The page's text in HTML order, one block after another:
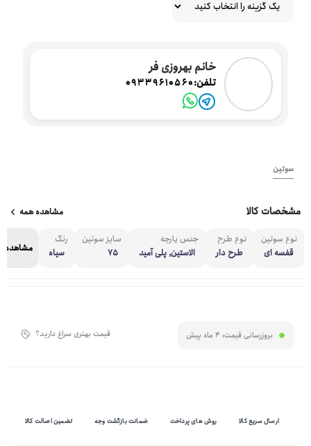
خانم بهروزی فر
تلفن:09339610560
سوتین
مشخصات کالا مشاهده همه
نوع سوتین
قفسه ای
نوع طرح
طرح دار
جنس پارچه
الاستین, پلی آمید
سایز سوتین
75
رنگ
سیاه
مشاهده
بروزرسانی قیمت: 4 ماه پیش قیمت بهتری سراغ دارید؟
ارسال سریع کالا روش های پرداخت ضمانت بازگشت وجه تضمین اصالت کالا